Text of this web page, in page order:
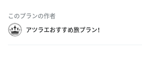
このプランの作者
アツラエおすすめ旅プラン！